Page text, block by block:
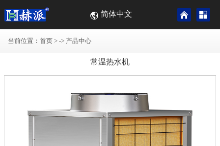
简体中文
当前位置： 首页 > -> 产品中心
常温热水机